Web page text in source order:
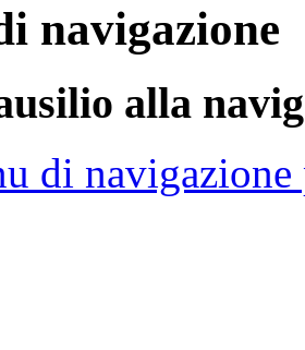
navigazione
alla
di